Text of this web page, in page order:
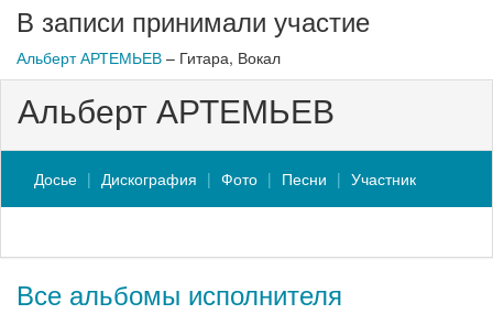
В записи принимали участие
Альберт АРТЕМЬЕВ – Гитара, Вокал
Альберт АРТЕМЬЕВ
Досье Дискография Фото Песни Участник
Все альбомы исполнителя